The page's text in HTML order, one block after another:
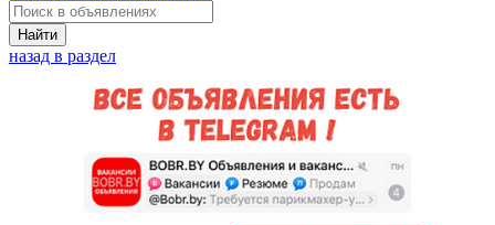
Найти
назад в раздел